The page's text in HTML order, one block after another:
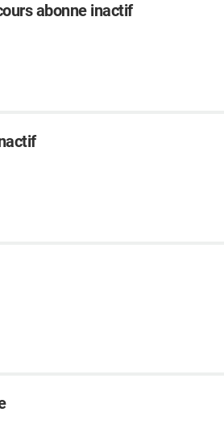
abonne inactif